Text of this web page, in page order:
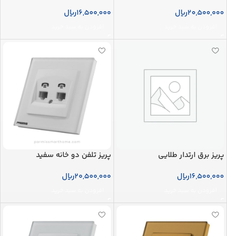
20,500,000ریال
16,500,000ریال
پریز برق ارتدار طلایی
16,500,000ریال
پریز تلفن دو خانه سفید
20,500,000ریال